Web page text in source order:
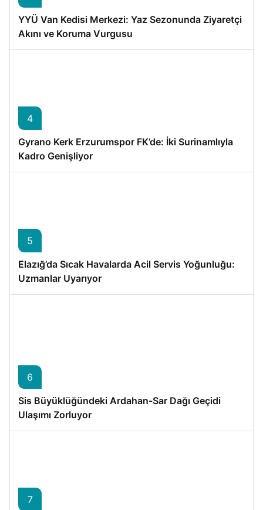
YYÜ Van Kedisi Merkezi: Yaz Sezonunda Ziyaretçi
Akını ve Koruma Vurgusu
4
Gyrano Kerk Erzurumspor FK’de: İki Surinamlıyla
Kadro Genişliyor
5
Elazığ’da Sıcak Havalarda Acil Servis Yoğunluğu:
Uzmanlar Uyarıyor
6
Sis Büyüklüğündeki Ardahan-Sar Dağı Geçidi
Ulaşımı Zorluyor
7